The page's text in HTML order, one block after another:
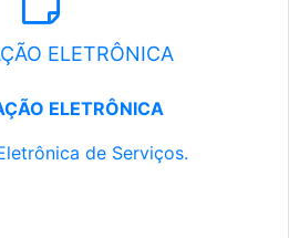
ELETRÔNICA
ELETRÔNICA
de Serviços.